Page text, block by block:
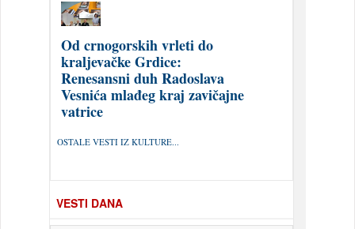
Od crnogorskih vrleti do
kraljevačke Grdice:
Renesansni duh Radoslava
Vesnića mlađeg kraj zavičajne
vatrice
OSTALE VESTI IZ KULTURE...
VESTI DANA